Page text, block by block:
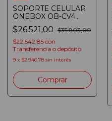
SOPORTE CELULAR
ONEBOX OB-CV4
PARA TABLERO DE
AUTO CON VENTOSA
DE 3.5" A 6.5"
$26.521,00 $35.803,00
$22.542,85 con
Transferencia o depósito
9 x $2.946,78 sin interés